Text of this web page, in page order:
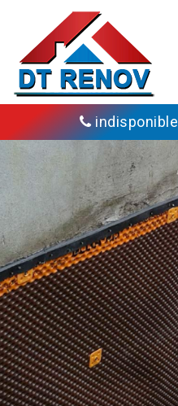
indisponible